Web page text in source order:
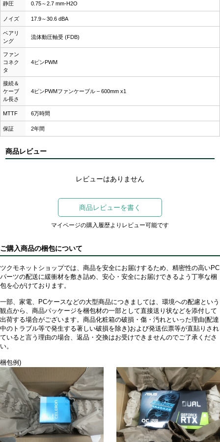
静圧 0.75～2.7 mm-H2O
ノイズ 17.9～30.6 dBA
ベアリ
ング
流体動圧軸受 (FDB)
ファン
コネク
タ
4ピンPWM
接続＆
ケーブ
ル長さ
4ピンPWMファンケーブル ‒ 600mm x1
MTTF 6万時間
保証 2年間
商品レビュー
レビューはありません
商品レビューを書く
マイページの購入履歴よりレビュー可能です
ご購入商品の梱包について
ツクモネットショップでは、商品を安全にお届けするため、精密性の高いPC
パーツの配送に緩衝材を敷き詰め、安心・安全にお届けできるよう丁寧な梱
包を心がけております。
一部、家電、PCケースなどの大型商品につきましては、環境への配慮という
観点から、商品パッケージを梱包材の一部として直接送り状などを添付して
出荷する場合がございます。商品化粧箱の破損・傷・汚れといった理由(配達
中のトラブル等で発生する著しい破損を除き)および発送伝票等が直貼りされ
ていると言う理由の場合、返品・交換はお受けできませんのでご了承くださ
い。
梱包例)